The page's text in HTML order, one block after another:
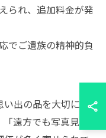
られ、追加料金が発
でご遺族の精神的負
出の品を大切に扱
遠方でも写真見積